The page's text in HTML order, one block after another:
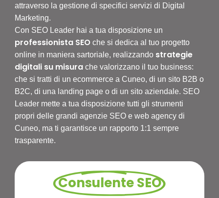
attraverso la gestione di specifici servizi di Digital
Marketing.
Con SEO Leader hai a tua disposizione un
professionista SEO che si dedica al tuo progetto
online in maniera sartoriale, realizzando strategie
digitali su misura che valorizzano il tuo business:
che si tratti di un ecommerce a Cuneo, di un sito B2B o
B2C, di una landing page o di un sito aziendale. SEO
Leader mette a tua disposizione tutti gli strumenti
propri delle grandi agenzie SEO e web agency di
Cuneo, ma ti garantisce un rapporto 1:1 sempre
trasparente.
Consulente SEO